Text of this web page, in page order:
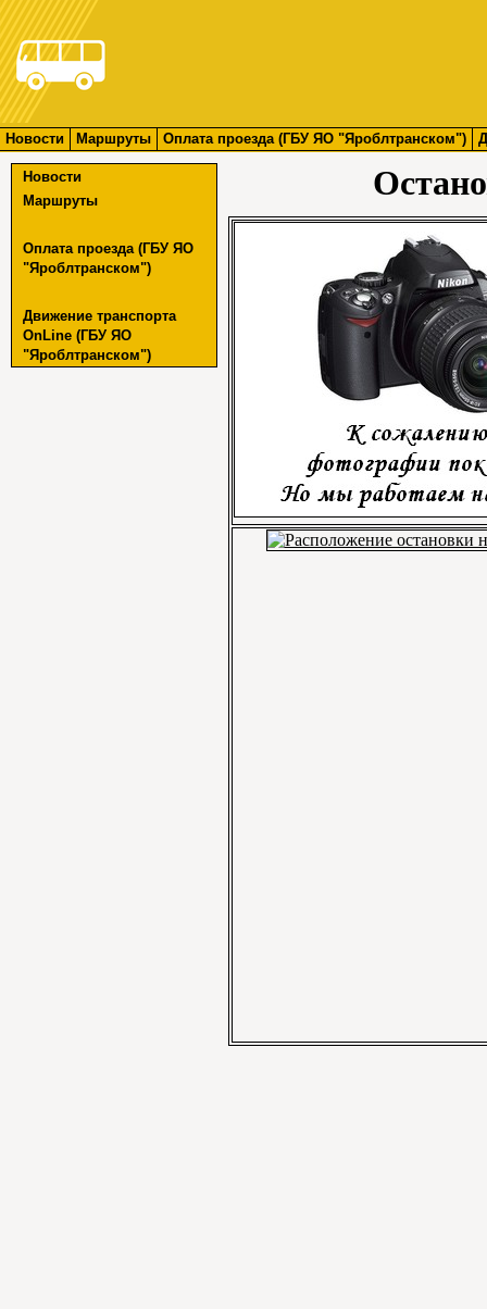
Новости Маршруты Оплата проезда (ГБУ ЯО "Яроблтранском")
Новости
Маршруты
Оплата проезда (ГБУ ЯО
"Яроблтранском")
Движение транспорта
OnLine (ГБУ ЯО
"Яроблтранском")